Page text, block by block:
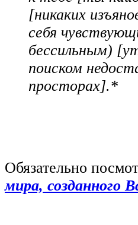
[никаких
себя
бессильным)
поиском
просторах].*
Обязательно
мира, созданного